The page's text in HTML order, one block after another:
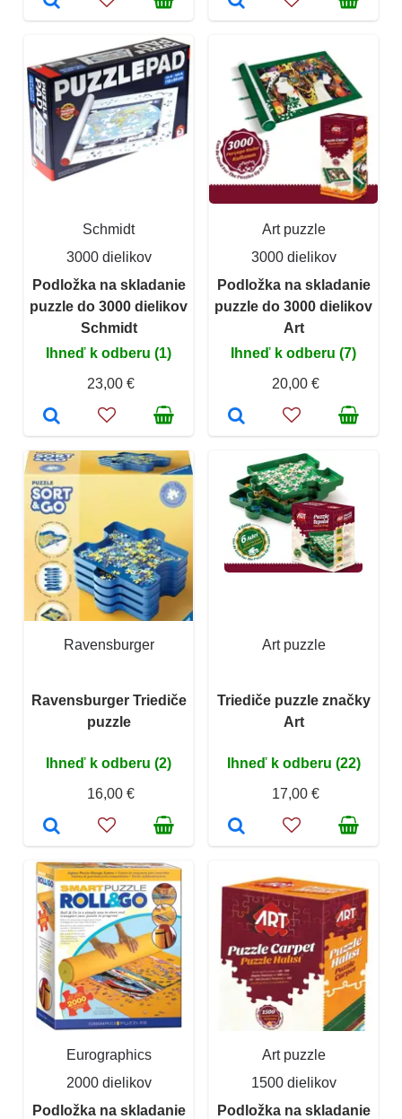
Schmidt
3000 dielikov
Podložka na skladanie
puzzle do 3000 dielikov
Schmidt
Ihneď k odberu (1)
23,00 €
Art puzzle
3000 dielikov
Podložka na skladanie
puzzle do 3000 dielikov
Art
Ihneď k odberu (7)
20,00 €
Ravensburger
Ravensburger Triediče
puzzle
Ihneď k odberu (2)
16,00 €
Art puzzle
Triediče puzzle značky
Art
Ihneď k odberu (22)
17,00 €
Eurographics
2000 dielikov
Podložka na skladanie
Art puzzle
1500 dielikov
Podložka na skladanie